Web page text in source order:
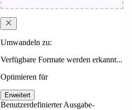
Umwandeln zu:
Verfügbare Formate werden erkannt...
Optimieren für
Erweitert
Benutzerdefinierter Ausgabe-